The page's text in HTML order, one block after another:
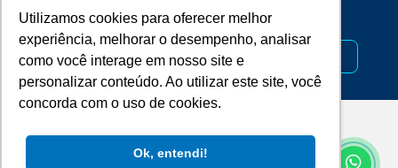
Utilizamos cookies para oferecer melhor
experiência, melhorar o desempenho, analisar
como você interage em nosso site e
personalizar conteúdo. Ao utilizar este site, você
concorda com o uso de cookies.
Ok, entendi!
Desenvolvido por